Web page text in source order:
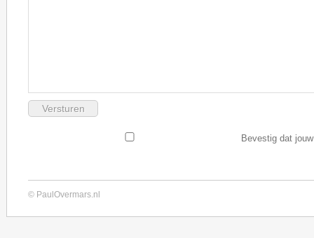
Bevestig dat
© PaulOvermars.nl